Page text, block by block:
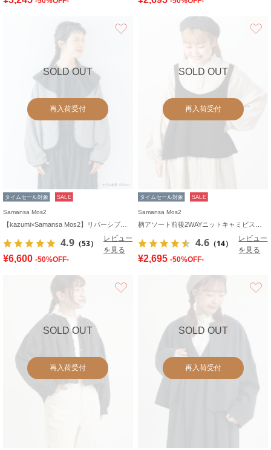
SOLD OUT
再入荷受付
タイムセール対象 SALE
Samansa Mos2
4.9 （53）
レビュー
を見る
¥6,600 -50%OFF-
SOLD OUT
再入荷受付
タイムセール対象 SALE
Samansa Mos2
4.6 （14）
レビュー
を見る
¥2,695 -50%OFF-
SOLD OUT
再入荷受付
SOLD OUT
再入荷受付